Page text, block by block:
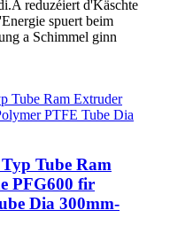
reduzéiert d'Käschte
spuert beim
a Schimmel ginn
Tube Ram
PFG600 fir
Dia 300mm-